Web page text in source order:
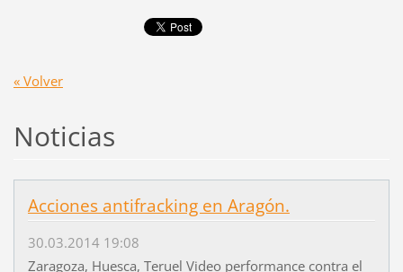
« Volver
Noticias
Acciones antifracking en Aragón.
30.03.2014 19:08
Zaragoza, Huesca, Teruel Video performance contra el